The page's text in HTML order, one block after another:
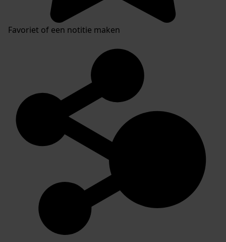
Favoriet of een notitie maken